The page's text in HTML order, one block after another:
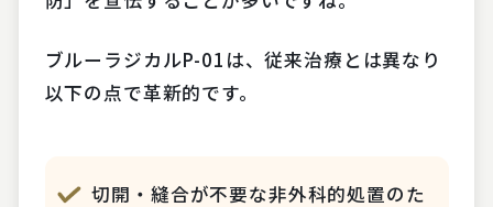
ブルーラジカルP-01は、従来治療とは異なり
以下の点で革新的です。
切開・縫合が不要な非外科的処置のた